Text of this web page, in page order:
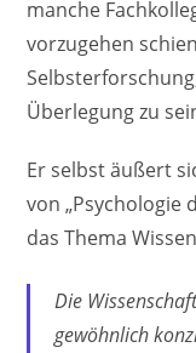
manche
vorzugehen
Überlegung zu
Er selbst äußert
von „Psychologie
das Thema
Die
gewöhnlich